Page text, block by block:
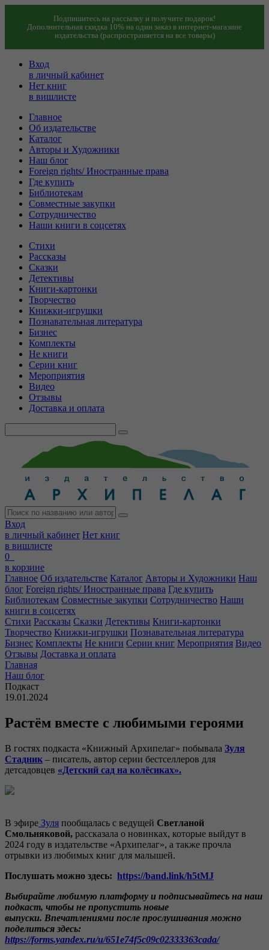
Подпишитесь на рассылку и получите подарок!
Дополнительная скидка 10% на один заказ в интернет-магазине
издательства (распространяется на все товары)
Вход
в личный кабинет
Нет книг
в вишлисте
Главное
Об издательстве
Каталог
Авторы и Художники
Наш блог
Foreign rights/ Иностранные права
Где купить
Библиотекам
Совместные закупки
Сотрудничество
Наши книги в соцсетях
Стихи
Рассказы
Сказки
Детективы
Книги-картонки
Творчество
Книжки-игрушки
Познавательная литература
Бизнес
Комплекты
Не книги
Серии книг
Мероприятия
Видео
Отзывы
Доставка и оплата
Вход
в личный кабинет Нет книг
в вишлисте
0
в корзине
Главное Об издательстве Каталог Авторы и Художники Наш
блог Foreign rights/ Иностранные права Где купить
Библиотекам Совместные закупки Сотрудничество Наши
книги в соцсетях
Стихи Рассказы Сказки Детективы Книги-картонки
Творчество Книжки-игрушки Познавательная литература
Бизнес Комплекты Не книги Серии книг Мероприятия Видео
Отзывы Доставка и оплата
Главная
Наш блог
Подкаст
19.01.2024
Растём вместе с любимыми героями
В гостях подкаста «Книжный Архипелаг» побывала Зуля
Стадник – писатель, автор серии бестселлеров для
детсадовцев «Детский сад на колёсиках».
В эфире Зуля пообщалась с ведущей Светланой
Смольняковой, рассказала о новинках, которые выйдут в
2024 году в издательстве «Архипелаг», а также прочла
отрывки из любимых книг для малышей.
Послушать можно здесь: https://band.link/h5tMJ
Выбирайте любимую платформу и подписывайтесь на наш
подкаст, чтобы не пропустить новые
выпуски. Впечатлениями после прослушивания можно
поделиться здесь:
https://forms.yandex.ru/u/651e74f5c09c02333363cada/